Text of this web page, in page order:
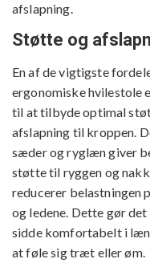
afslapning.
Støtte og
En af de vigtigste
ergonomiske hvilestole
til at tilbyde optimal
afslapning til kroppen.
sæder og ryglæn giver
støtte til ryggen og
reducerer belastningen
og ledene. Dette gør
sidde komfortabelt i
at føle sig træt eller øm.